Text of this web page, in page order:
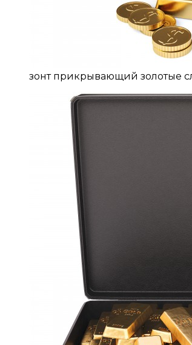
зонт прикрывающий золотые